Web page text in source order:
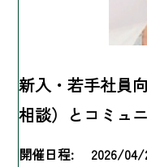
新入・若手社員
相談）とコミュ
開催日程:
2026/